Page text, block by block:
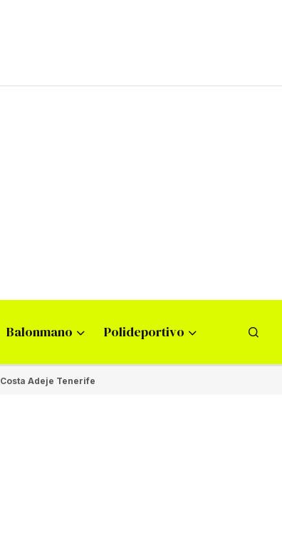
Balonmano Polideportivo
Costa Adeje Tenerife